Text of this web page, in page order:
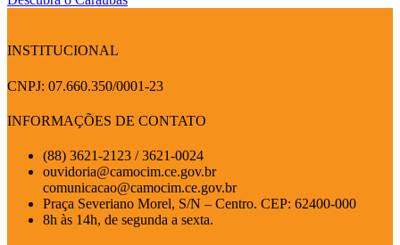
INSTITUCIONAL
CNPJ: 07.660.350/0001-23
INFORMAÇÕES DE CONTATO
(88) 3621-2123 / 3621-0024
ouvidoria@camocim.ce.gov.br
comunicacao@camocim.ce.gov.br
Praça Severiano Morel, S/N – Centro. CEP: 62400-000
8h às 14h, de segunda a sexta.